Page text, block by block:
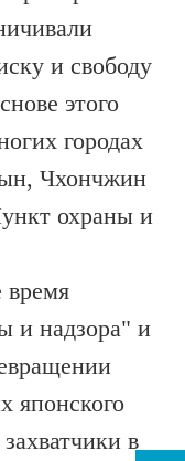
и свободу
этого
городах
Чхончжин
охраны и
время
и надзора" и
японского
в